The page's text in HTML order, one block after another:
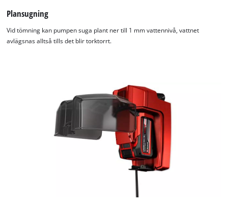
Plansugning
Vid tömning kan pumpen suga plant ner till 1 mm vattennivå, vattnet
avlägsnas alltså tills det blir torktorrt.